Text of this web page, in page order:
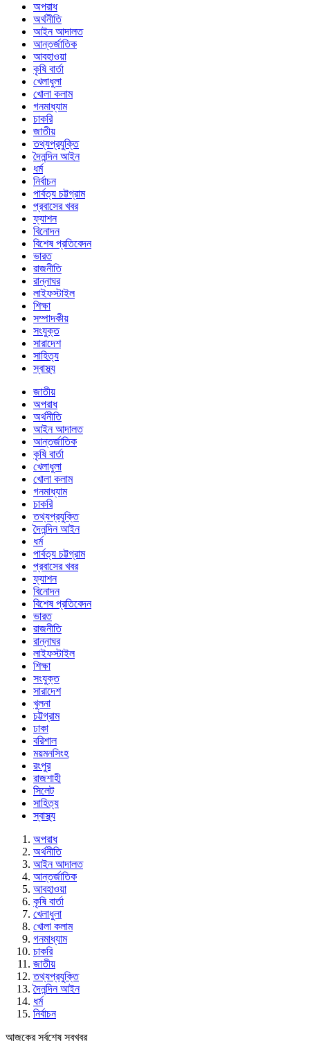
অপরাধ
অর্থনীতি
আইন আদালত
আন্তর্জাতিক
আবহাওয়া
কৃষি বার্তা
খেলাধুলা
খোলা কলাম
গনমাধ্যাম
চাকরি
জাতীয়
তথ্যপ্রযুক্তি
দৈনন্দিন আইন
ধর্ম
নির্বাচন
পার্বত্য চট্টগ্রাম
প্রবাসের খবর
ফ্যাশন
বিনোদন
বিশেষ প্রতিবেদন
ভারত
রাজনীতি
রান্নাঘর
লাইফস্টাইল
শিক্ষা
সম্পাদকীয়
সংযুক্ত
সারাদেশ
সাহিত্য
স্বাস্থ্য
জাতীয়
অপরাধ
অর্থনীতি
আইন আদালত
আন্তর্জাতিক
কৃষি বার্তা
খেলাধুলা
খোলা কলাম
গনমাধ্যাম
চাকরি
তথ্যপ্রযুক্তি
দৈনন্দিন আইন
ধর্ম
পার্বত্য চট্টগ্রাম
প্রবাসের খবর
ফ্যাশন
বিনোদন
বিশেষ প্রতিবেদন
ভারত
রাজনীতি
রান্নাঘর
লাইফস্টাইল
শিক্ষা
সংযুক্ত
সারাদেশ
খুলনা
চট্টগ্রাম
ঢাকা
বরিশাল
ময়মনসিংহ
রংপুর
রাজশাহী
সিলেট
সাহিত্য
স্বাস্থ্য
অপরাধ
অর্থনীতি
আইন আদালত
আন্তর্জাতিক
আবহাওয়া
কৃষি বার্তা
খেলাধুলা
খোলা কলাম
গনমাধ্যাম
চাকরি
জাতীয়
তথ্যপ্রযুক্তি
দৈনন্দিন আইন
ধর্ম
নির্বাচন
আজকের সর্বশেষ সবখবর